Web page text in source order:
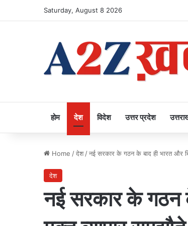
Saturday, August 8 2026
होम देश विदेश उत्तर प्रदेश
Home /देश /नई सरकार के गठन के बाद ही भारत और
देश
नई सरकार के गठन